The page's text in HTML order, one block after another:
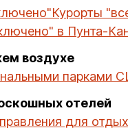
Курорты
в Пунта-
воздухе
парками
отелей
для